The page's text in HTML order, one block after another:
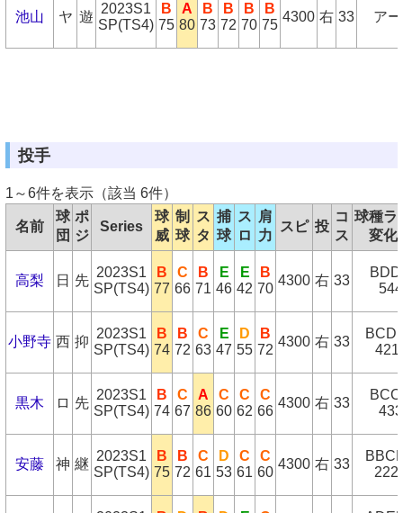
池山 ヤ 遊
2023S1
SP(TS4)
B
75
A
80
B
73
B
72
B
70
B
75
4300 右 33 ア
投手
1～6件を表示（該当 6件）
名前
球
団
ポ
ジ
Series
球
威
制
球
ス
タ
捕
球
ス
ロ
肩
力
スピ 投
コ
ス
球種ラ
変化
高梨 日 先
2023S1
SP(TS4)
B
77
C
66
B
71
E
46
E
42
B
70
4300 右 33
544
小野寺 西 抑
2023S1
SP(TS4)
B
74
B
72
C
63
E
47
D
55
B
72
4300 右 33
黒木 ロ 先
2023S1
SP(TS4)
B
74
C
67
A
86
C
60
C
62
C
66
4300 右 33
433
安藤 神 継
2023S1
SP(TS4)
B
75
B
72
C
61
D
53
C
61
C
60
4300 右 33